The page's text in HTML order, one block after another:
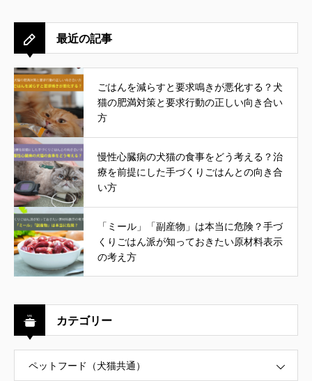
最近の記事
ごはんを減らすと要求鳴きが悪化する？犬
猫の肥満対策と要求行動の正しい向き合い
方
慢性心臓病の犬猫の食事をどう考える？治
療を前提にした手づくりごはんとの向き合
い方
「ミール」「副産物」は本当に危険？手づ
くりごはん派が知っておきたい原材料表示
の考え方
カテゴリー
ペットフード（犬猫共通）